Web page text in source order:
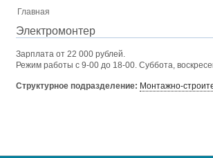
Главная
Электромонтер
Зарплата от 22 000 рублей.
Режим работы с 9-00 до 18-00. Суббота,
Структурное подразделение: Монтажно-